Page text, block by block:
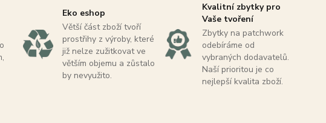
Eko eshop
Větší část zboží tvoří
prostřihy z výroby, které
již nelze zužitkovat ve
větším objemu a zůstalo
by nevyužito.
Kvalitní zbytky pro
Vaše tvoření
Zbytky na patchwork
odebíráme od
vybraných dodavatelů.
Naší prioritou je co
nejlepší kvalita zboží.